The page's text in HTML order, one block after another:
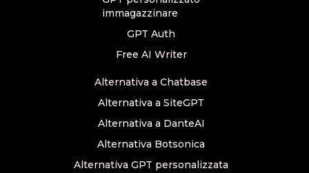
immagazzinare
GPT Auth
Free AI Writer
Alternativa a Chatbase
Alternativa a SiteGPT
Alternativa a DanteAI
Alternativa Botsonica
Alternativa GPT personalizzata